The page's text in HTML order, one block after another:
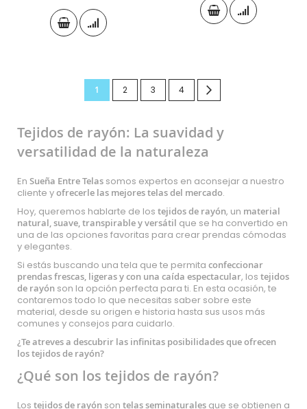
Página
Actualmente
leyendo
página
1 Página
2 Página
3 Página
4
Tejidos de rayón: La suavidad y
versatilidad de la naturaleza
En Sueña Entre Telas somos expertos en aconsejar a nuestro
cliente yofrecerle las mejores telas del mercado.
Hoy, queremos hablarte de los tejidos de rayón, un material
natural, suave, transpirable y versátil que se ha convertido en
una de las opciones favoritas para crear prendas cómodas
y elegantes.
Si estás buscando una tela que te permita confeccionar
prendas frescas, ligeras y con una caída espectacular, los tejidos
de rayón son la opción perfecta para ti. En esta ocasión, te
contaremos todo lo que necesitas saber sobre este
material, desde su origen e historia hasta sus usos más
comunes y consejos para cuidarlo.
¿Te atreves a descubrir las infinitas posibilidades que ofrecen
los tejidos de rayón?
¿Qué son los tejidos de rayón?
Los tejidos de rayón son telas seminaturales que se obtienen a